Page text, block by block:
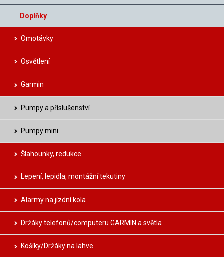
Doplňky
Omotávky
Osvětlení
Garmin
Pumpy a příslušenství
Pumpy mini
Šlahounky, redukce
Lepení, lepidla, montážní tekutiny
Alarmy na jízdní kola
Držáky telefonů/computeru GARMIN a světla
Košíky/Držáky na lahve